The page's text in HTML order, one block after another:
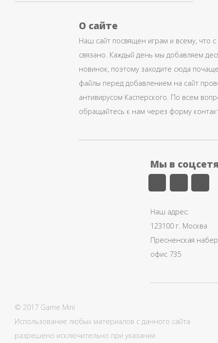
О сайте
Наш сайт посвящен играм и всему, что
связано. Каждый день мы добавляем
новинок, поэтому заходите сюда
файлы перед добавлением на сайт
антивирусом Касперского. По всем
обращайтесь к нам через форму
Мы в
Наш адрес:
123100 г. Москва
Пресненская
офис 735
© 2017 Game Mini
Использование любых материалов с данного сайта
разрешено исключительно при указании